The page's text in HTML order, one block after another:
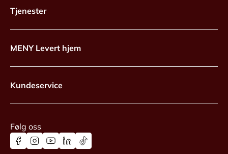
Tjenester
MENY Levert hjem
Kundeservice
Følg oss